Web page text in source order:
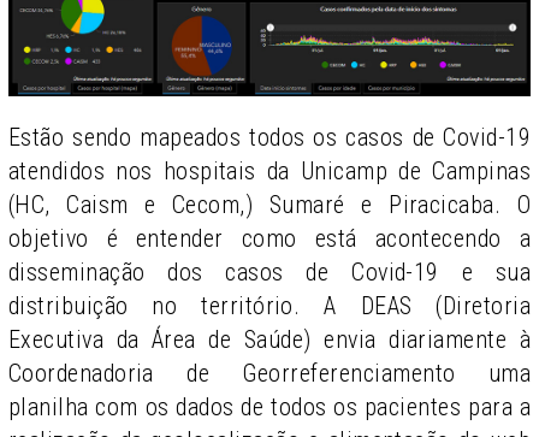
Estão sendo mapeados todos os casos de Covid-19
atendidos nos hospitais da Unicamp de Campinas
(HC, Caism e Cecom,) Sumaré e Piracicaba. O
objetivo é entender como está acontecendo a
disseminação dos casos de Covid-19 e sua
distribuição no território. A DEAS (Diretoria
Executiva da Área de Saúde) envia diariamente à
Coordenadoria de Georreferenciamento uma
planilha com os dados de todos os pacientes para a